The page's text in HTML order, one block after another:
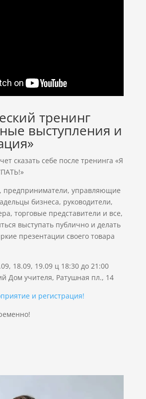
тренинг
выступления и
сказать себе после тренинга «Я
предприниматели, управляющие
бизнеса, руководители,
торговые представители и все,
выступать публично и делать
презентации своего товара
18.09, 19.09 ц 18:30 до 21:00
Дом учителя, Ратушная пл., 14
и регистрация!